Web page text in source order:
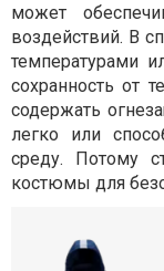
может
воздействий. В
температурами
сохранность от
содержать
легко или
среду. Потому
костюмы для